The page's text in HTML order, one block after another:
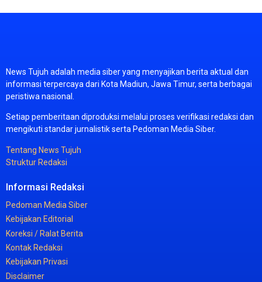
News Tujuh adalah media siberyang menyajikan berita aktual dan
informasi terpercaya dari Kota Madiun, Jawa Timur, serta berbagai
peristiwa nasional.
Setiap pemberitaan diproduksi melalui proses verifikasi redaksi dan
mengikuti standarjurnalistikserta Pedoman Media Siber.
Tentang News Tujuh
StrukturRedaksi
Informasi Redaksi
Pedoman Media Siber
Kebijakan Editorial
Koreksi / Ralat Berita
Kontak Redaksi
Kebijakan Privasi
Disclaimer